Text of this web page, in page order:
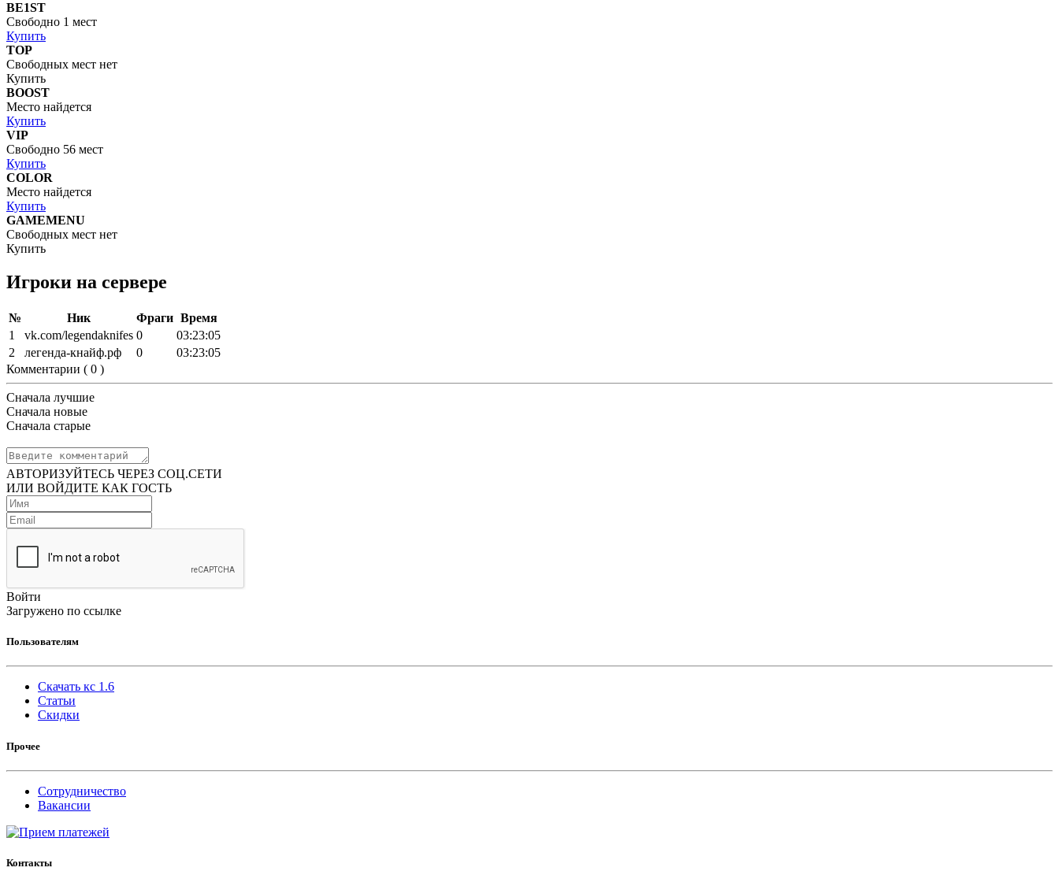
BE1ST
Свободно 1 мест
Купить
TOP
Свободных мест нет
Купить
BOOST
Место найдется
Купить
VIP
Свободно 56 мест
Купить
COLOR
Место найдется
Купить
GAMEMENU
Свободных мест нет
Купить
Игроки на сервере
№ Ник Фраги Время
1
vk.com/legendaknifes 0
03:23:05
2
легенда-кнайф.рф 0
03:23:05
Комментарии ( 0 )
Сначала лучшие
Сначала новые
Сначала старые
АВТОРИЗУЙТЕСЬ ЧЕРЕЗ СОЦ.СЕТИ
ИЛИ ВОЙДИТЕ КАК ГОСТЬ
Войти
Загружено по ссылке
Пользователям
Скачать кс 1.6
Статьи
Скидки
Прочее
Сотрудничество
Вакансии
Контакты